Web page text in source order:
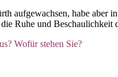
aufgewachsen, habe aber
Ruhe und Beschaulichkeit
Wofür stehen Sie?